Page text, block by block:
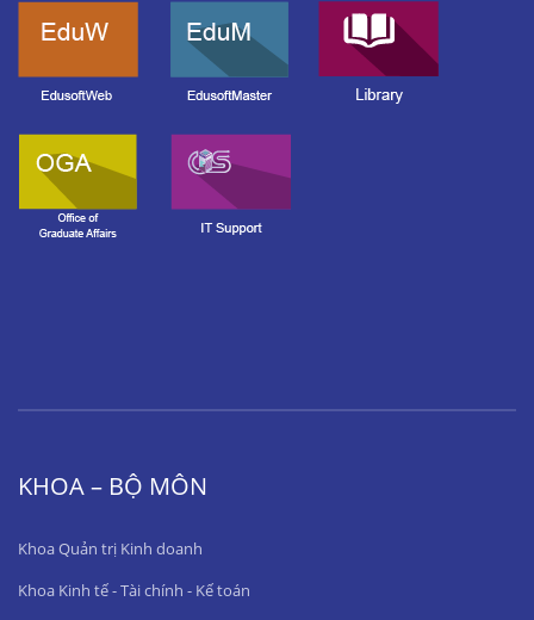
KHOA – BỘ MÔN
Khoa Quản trị Kinh doanh
Khoa Kinh tế - Tài chính - Kế toán